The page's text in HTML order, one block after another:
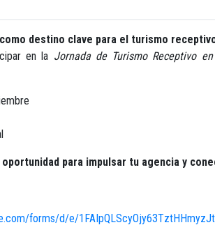
destino clave para el turismo
en la Jornada de Turismo Receptivo
oportunidad para impulsar tu agencia y